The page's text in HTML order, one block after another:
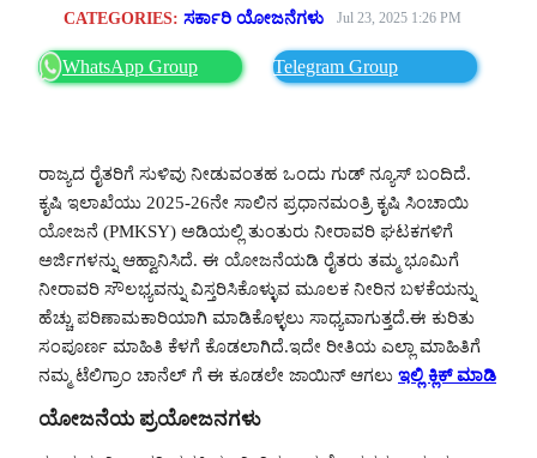
CATEGORIES: ಸರ್ಕಾರಿ ಯೋಜನೆಗಳು Jul 23, 2025 1:26 PM
WhatsApp Group Telegram Group
ರಾಜ್ಯದ ರೈತರಿಗೆ ಸುಳಿವು ನೀಡುವಂತಹ ಒಂದು ಗುಡ್ ನ್ಯೂಸ್ ಬಂದಿದೆ.
ಕೃಷಿ ಇಲಾಖೆಯು 2025-26ನೇ ಸಾಲಿನ ಪ್ರಧಾನಮಂತ್ರಿ ಕೃಷಿ ಸಿಂಚಾಯಿ
ಯೋಜನೆ (PMKSY) ಅಡಿಯಲ್ಲಿ ತುಂತುರು ನೀರಾವರಿ ಘಟಕಗಳಿಗೆ
ಅರ್ಜಿಗಳನ್ನು ಆಹ್ವಾನಿಸಿದೆ. ಈ ಯೋಜನೆಯಡಿ ರೈತರು ತಮ್ಮ ಭೂಮಿಗೆ
ನೀರಾವರಿ ಸೌಲಭ್ಯವನ್ನು ವಿಸ್ತರಿಸಿಕೊಳ್ಳುವ ಮೂಲಕ ನೀರಿನ ಬಳಕೆಯನ್ನು
ಹೆಚ್ಚು ಪರಿಣಾಮಕಾರಿಯಾಗಿ ಮಾಡಿಕೊಳ್ಳಲು ಸಾಧ್ಯವಾಗುತ್ತದೆ.ಈ ಕುರಿತು
ಸಂಪೂರ್ಣ ಮಾಹಿತಿ ಕೆಳಗೆ ಕೊಡಲಾಗಿದೆ.ಇದೇ ರೀತಿಯ ಎಲ್ಲಾ ಮಾಹಿತಿಗೆ
ನಮ್ಮ ಟೆಲಿಗ್ರಾಂ ಚಾನೆಲ್ ಗೆ ಈ ಕೂಡಲೇ ಜಾಯಿನ್ ಆಗಲು ಇಲ್ಲಿ ಕ್ಲಿಕ್ ಮಾಡಿ
ಯೋಜನೆಯ ಪ್ರಯೋಜನಗಳು